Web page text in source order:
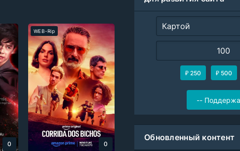
0
WEB-Rip
0
₽ 250 ₽ 500
Обновленный контент